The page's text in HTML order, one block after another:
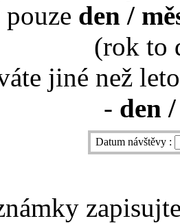
pouze den /
(rok to
jiné než
- den
Datum návštěvy :